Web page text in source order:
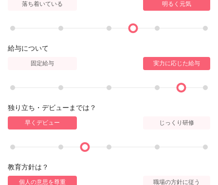
落ち着いている 明るく元気
給与について
固定給与 実力に応じた給与
独り立ち・デビューまでは？
早くデビュー じっくり研修
教育方針は？
個人の意思を尊重 職場の方針に従う